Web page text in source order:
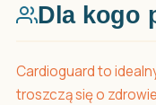
Dla kogo
Cardioguard to
troszczą się o